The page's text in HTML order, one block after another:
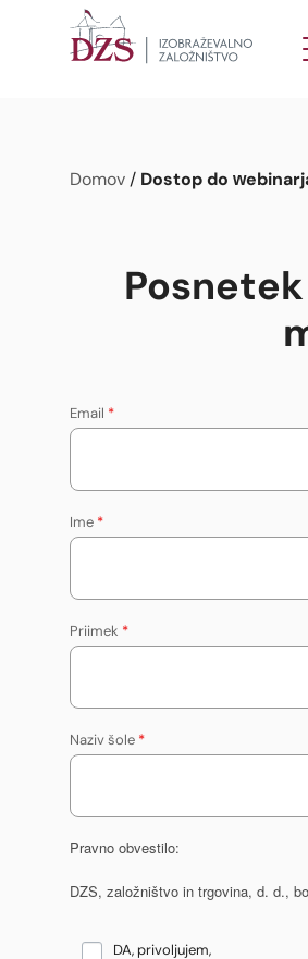
Domov / Dostop do
Email *
Ime *
Priimek *
Naziv šole *
Pravno obvestilo:
DZS, založništvo in trgovina, d. d.,
DA, privoljujem,